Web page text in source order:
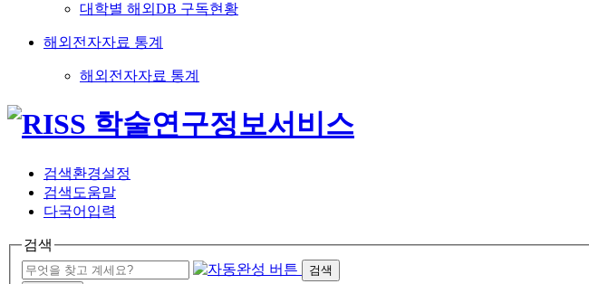
대학별 해외DB 구독현황
해외전자자료 통계
해외전자자료 통계
검색환경설정
검색도움말
다국어입력
검색
검색